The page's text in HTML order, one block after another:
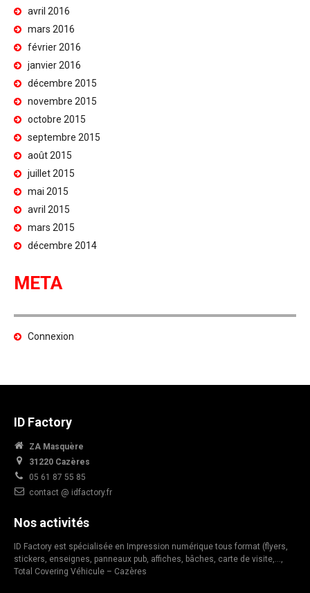
avril 2016
mars 2016
février 2016
janvier 2016
décembre 2015
novembre 2015
octobre 2015
septembre 2015
août 2015
juillet 2015
mai 2015
avril 2015
mars 2015
décembre 2014
META
Connexion
ID Factory
ZA Masquère
31220 Cazères
05 61 87 55 85
contact @ idfactory.fr
Nos activités
ID Factory est spécialisée en Impression numérique tous format (flyers,
stickers, enseignes, panneaux pub, affiches, bâches, carte de visite,…,
Total Covering Véhicule – Cazères